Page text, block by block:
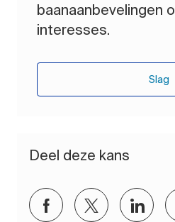
baanaanbevelingen
interesses.
Slag
Deel deze kans
Delen viaDelen via